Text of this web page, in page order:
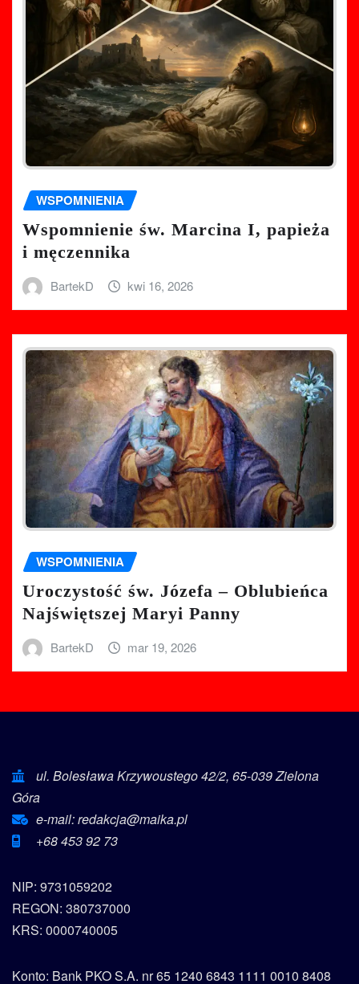
WSPOMNIENIA
Wspomnienie św. Marcina I, papieża
i męczennika
BartekD kwi 16, 2026
WSPOMNIENIA
Uroczystość św. Józefa – Oblubieńca
Najświętszej Maryi Panny
BartekD mar 19, 2026
ul. Bolesława Krzywoustego 42/2, 65-039 Zielona
Góra
e-mail: redakcja@maika.pl
+68 453 92 73
NIP: 9731059202
REGON: 380737000
KRS: 0000740005
Konto: Bank PKO S.A. nr 65 1240 6843 1111 0010 8408